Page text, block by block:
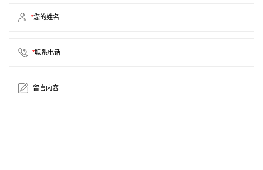
*您的姓名
*联系电话
留言内容